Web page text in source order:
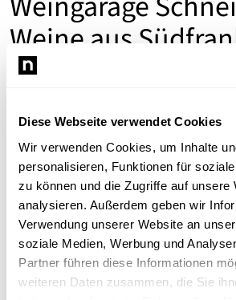
Diese Webseite verwendet Cookies
Wir verwenden Cookies, um Inhalte
personalisieren, Funktionen für
zu können und die Zugriffe auf unsere
analysieren. Außerdem geben wir
Verwendung unserer Website an
soziale Medien, Werbung und
Partner führen diese Informationen
weiteren Daten zusammen, die Sie
Weine aus
Wir lieben Weine aus
auch?
Dann sind Sie bei uns genau richtig.
Schneider finden Sie eine erlesene
aus demLanguedocund demVallée
Daneben führen wir auch Weine aus
Frankreichs. Weingarage Schneider:
Herz in Ladenburg.